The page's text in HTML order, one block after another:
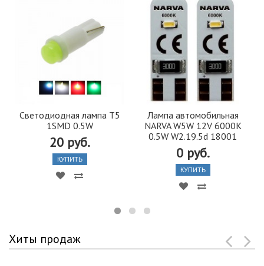
Светодиодная лампа T5
1SMD 0.5W
20 руб.
КУПИТЬ
Лампа автомобильная
NARVA W5W 12V 6000K
0.5W W2.19.5d 18001
0 руб.
КУПИТЬ
Хиты продаж